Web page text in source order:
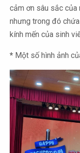
cảm ơn sâu sắc của
nhưng trong đó
kính mến của sinh
* Một số hình ảnh